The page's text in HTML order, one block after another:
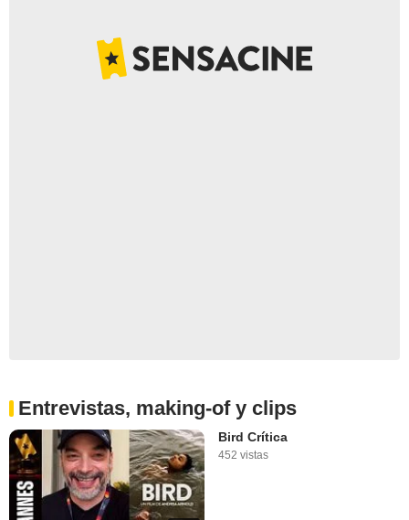
Entrevistas, making-of y clips
Bird Crítica
452 vistas